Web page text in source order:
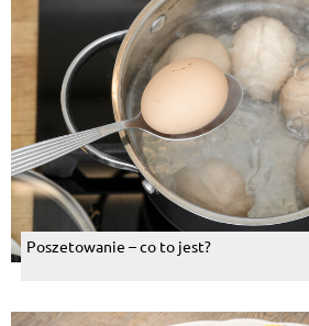
Poszetowanie – co to jest?